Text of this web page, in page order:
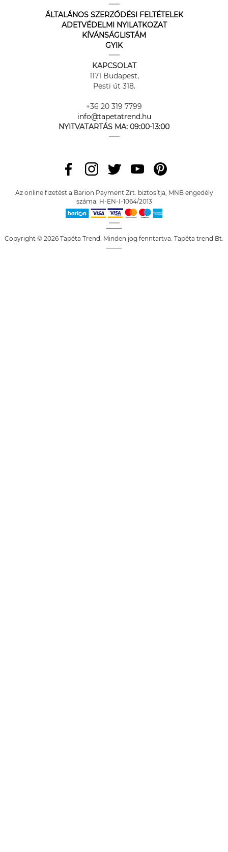
ÁLTALÁNOS SZERZŐDÉSI FELTÉTELEK
ADETVÉDELMI NYILATKOZAT
KÍVÁNSÁGLISTÁM
GYIK
KAPCSOLAT
1171 Budapest,
Pesti út 318.
+36 20 319 7799
info@tapetatrend.hu
NYITVATARTÁS MA: 09:00-13:00
Az online fizetést a Barion Payment Zrt. biztosítja, MNB engedély
száma: H-EN-I-1064/2013
Copyright © 2026 Tapéta Trend. Minden jog fenntartva. Tapéta trend Bt.